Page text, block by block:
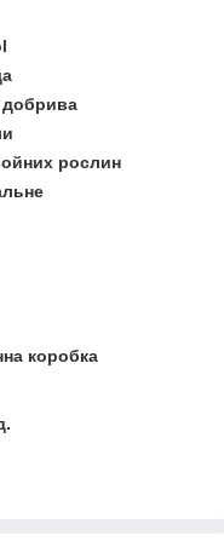
добрива
рослин
коробка